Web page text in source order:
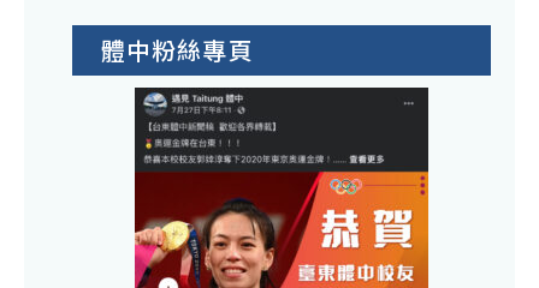
體中粉絲專頁